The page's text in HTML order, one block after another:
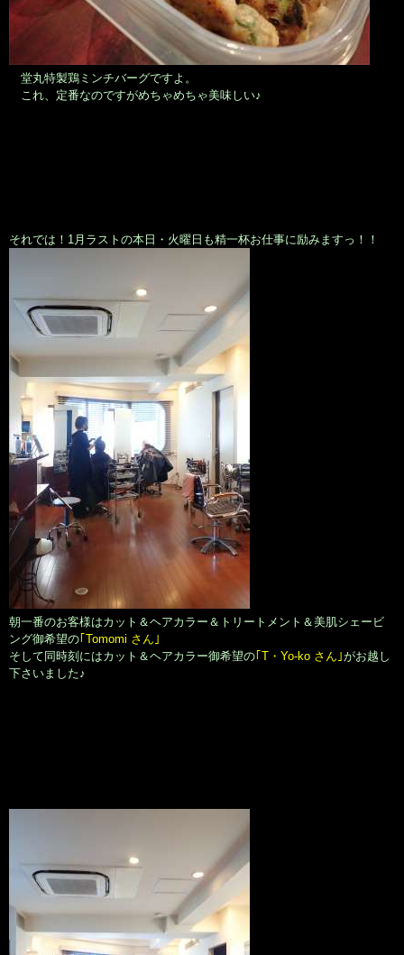
堂丸特製鶏ミンチバーグですよ。
これ、定番なのですがめちゃめちゃ美味しい♪
それでは！1月ラストの本日・火曜日も精一杯お仕事に励みますっ！！
朝一番のお客様はカット＆ヘアカラー＆トリートメント＆美肌シェービ
ング御希望の｢Tomomi さん｣
そして同時刻にはカット＆ヘアカラー御希望の｢T・Yo-ko さん｣がお越し
下さいました♪